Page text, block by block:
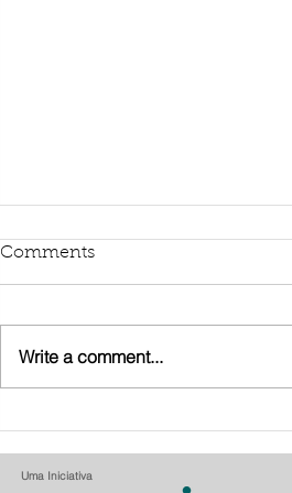
Comments
Write a comment...
Uma Iniciativa